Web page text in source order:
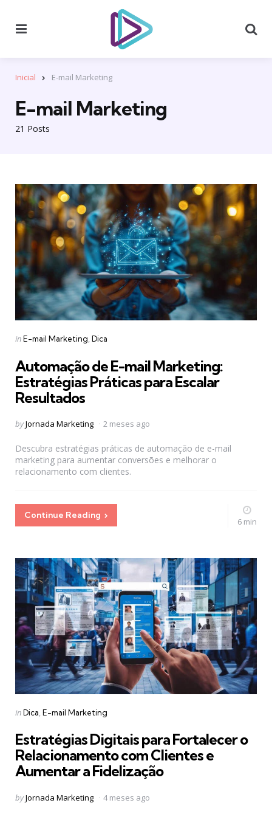
Inicial E-mail Marketing
21 Posts
E-mail Marketing
Categories
Posted
inE-mail Marketing Dica
Automação de E-mail Marketing:
Estratégias Práticas para Escalar
Resultados
Posted
byJornada Marketing 2 meses ago
Descubra estratégias práticas de automação de e-mail
marketing para aumentar conversões e melhorar o
relacionamento com clientes.
Continue Reading
6 min
Categories
Posted
inDica E-mail Marketing
Estratégias Digitais para Fortalecer o
Relacionamento com Clientes e
Aumentar a Fidelização
Posted
byJornada Marketing 4 meses ago